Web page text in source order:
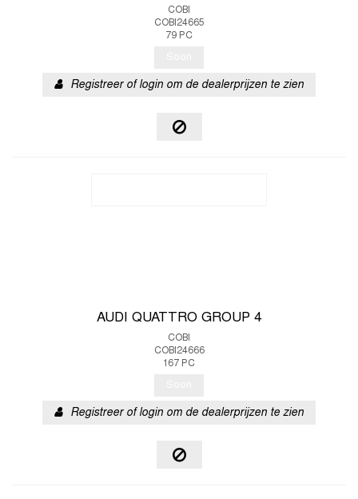
COBI
COBI24665
79 PC
Registreer of login om de dealerprijzen te zien
AUDI QUATTRO GROUP 4
COBI
COBI24666
167 PC
Registreer of login om de dealerprijzen te zien